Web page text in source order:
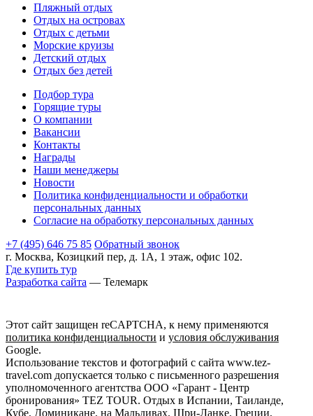
Пляжный отдых
Отдых на островах
Отдых с детьми
Морские круизы
Детский отдых
Отдых без детей
Подбор тура
Горящие туры
О компании
Вакансии
Контакты
Награды
Наши менеджеры
Новости
Политика конфиденциальности и обработки
персональных данных
Согласие на обработку персональных данных
+7 (495) 646 75 85 Обратный звонок
г. Москва, Козицкий пер, д. 1А, 1 этаж, офис 102.
Где купить тур
Разработка сайта — Телемарк
Этот сайт защищен reCAPTCHA, к нему применяются
политика конфиденциальности и условия обслуживания
Google.
Использование текстов и фотографий с сайта www.tez-
travel.com допускается только с письменного разрешения
уполномоченного агентства ООО «Гарант - Центр
бронирования» TEZ TOUR. Отдых в Испании, Таиланде,
Кубе, Доминикане, на Мальдивах, Шри-Ланке, Греции,